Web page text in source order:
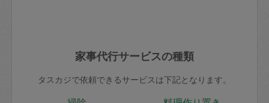
家事代行サービスの種類
タスカジで依頼できるサービスは下記となります。